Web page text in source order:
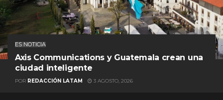
ES NOTICIA
Axis Communications y Guatemala crean una
ciudad inteligente
POR REDACCIÓN LATAM 3 AGOSTO, 2026